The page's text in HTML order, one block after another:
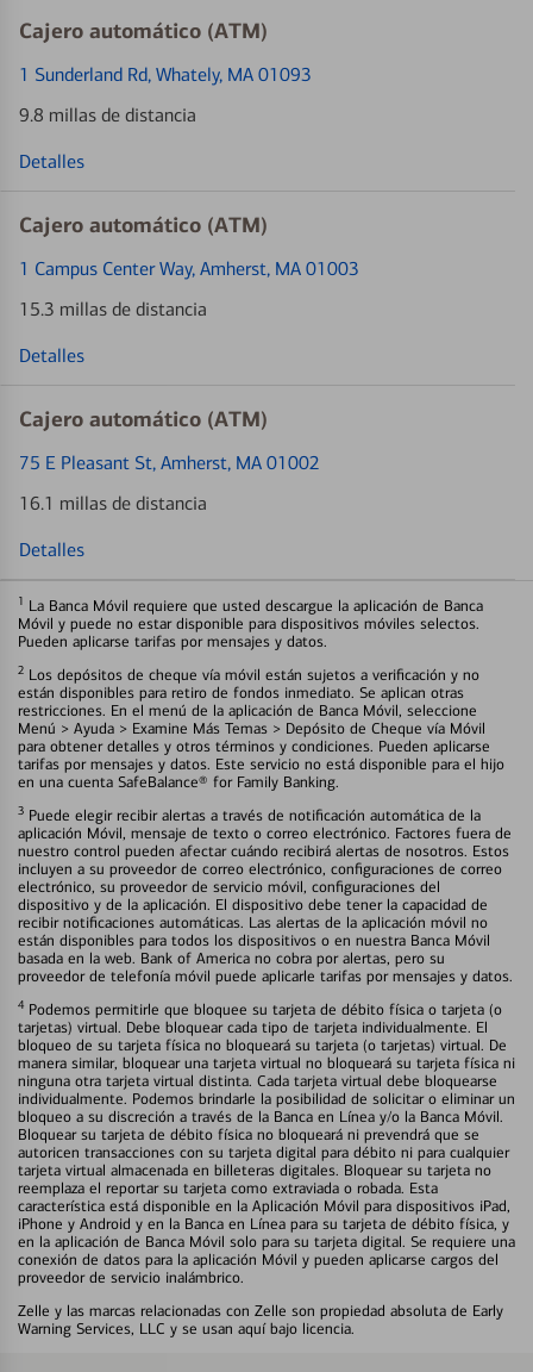
Cajero automático (ATM)
1 Sunderland Rd, Whately, MA 01093
9.8 millas de distancia
Detalles
Cajero automático (ATM)
1 Campus Center Way, Amherst, MA 01003
15.3 millas de distancia
Detalles
Cajero automático (ATM)
75 E Pleasant St, Amherst, MA 01002
16.1 millas de distancia
Detalles
1 La Banca Móvil requiere que usted descargue la aplicación de Banca
Móvil y puede no estar disponible para dispositivos móviles selectos.
Pueden aplicarse tarifas por mensajes y datos.
2 Los depósitos de cheque vía móvil están sujetos a verificación y no
están disponibles para retiro de fondos inmediato. Se aplican otras
restricciones. En el menú de la aplicación de Banca Móvil, seleccione
Menú > Ayuda > Examine Más Temas > Depósito de Cheque vía Móvil
para obtener detalles y otros términos y condiciones. Pueden aplicarse
tarifas por mensajes y datos. Este servicio no está disponible para el hijo
en una cuenta SafeBalance® for Family Banking.
3 Puede elegir recibir alertas a través de notificación automática de la
aplicación Móvil, mensaje de texto o correo electrónico. Factores fuera de
nuestro control pueden afectar cuándo recibirá alertas de nosotros. Estos
incluyen a su proveedor de correo electrónico, configuraciones de correo
electrónico, su proveedor de servicio móvil, configuraciones del
dispositivo y de la aplicación. El dispositivo debe tener la capacidad de
recibir notificaciones automáticas. Las alertas de la aplicación móvil no
están disponibles para todos los dispositivos o en nuestra Banca Móvil
basada en la web. Bank of America no cobra por alertas, pero su
proveedor de telefonía móvil puede aplicarle tarifas por mensajes y datos.
4 Podemos permitirle que bloquee su tarjeta de débito física o tarjeta (o
tarjetas) virtual. Debe bloquear cada tipo de tarjeta individualmente. El
bloqueo de su tarjeta física no bloqueará su tarjeta (o tarjetas) virtual. De
manera similar, bloquear una tarjeta virtual no bloqueará su tarjeta física ni
ninguna otra tarjeta virtual distinta. Cada tarjeta virtual debe bloquearse
individualmente. Podemos brindarle la posibilidad de solicitar o eliminar un
bloqueo a su discreción a través de la Banca en Línea y/o la Banca Móvil.
Bloquear su tarjeta de débito física no bloqueará ni prevendrá que se
autoricen transacciones con su tarjeta digital para débito ni para cualquier
tarjeta virtual almacenada en billeteras digitales. Bloquear su tarjeta no
reemplaza el reportar su tarjeta como extraviada o robada. Esta
característica está disponible en la Aplicación Móvil para dispositivos iPad,
iPhone y Android y en la Banca en Línea para su tarjeta de débito física, y
en la aplicación de Banca Móvil solo para su tarjeta digital. Se requiere una
conexión de datos para la aplicación Móvil y pueden aplicarse cargos del
proveedor de servicio inalámbrico.
Zelle y las marcas relacionadas con Zelle son propiedad absoluta de Early
Warning Services, LLC y se usan aquí bajo licencia.